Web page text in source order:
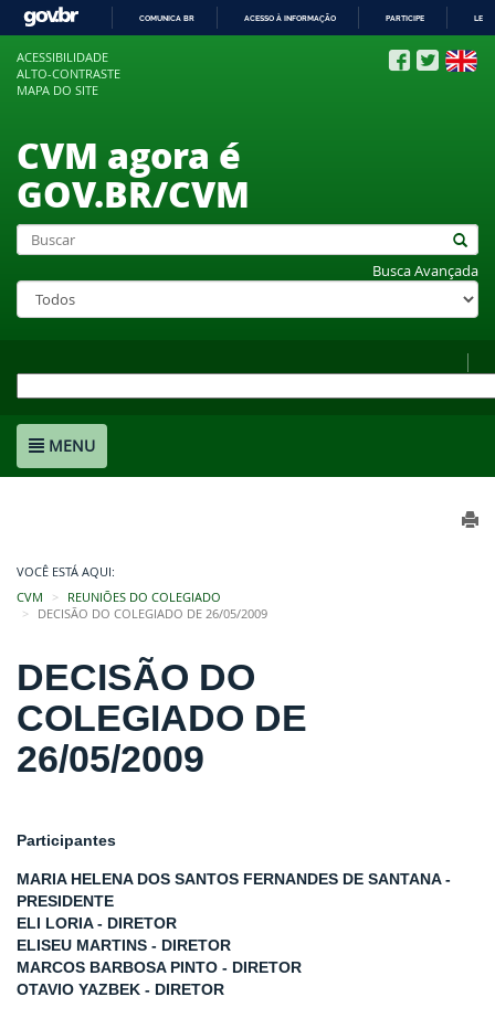
COMUNICA BR ACESSO À INFORMAÇÃO PARTICIPE
ACESSIBILIDADE
ALTO-CONTRASTE
MAPA DO SITE
CVM agora é
GOV.BR/CVM
Busca Avançada
MENU
VOCÊ ESTÁ AQUI:
CVM
REUNIÕES DO COLEGIADO
DECISÃO DO COLEGIADO DE 26/05/2009
DECISÃO DO
COLEGIADO DE
26/05/2009
Participantes
MARIA HELENA DOS SANTOS FERNANDES DE SANTANA -
PRESIDENTE
ELI LORIA - DIRETOR
ELISEU MARTINS - DIRETOR
MARCOS BARBOSA PINTO - DIRETOR
OTAVIO YAZBEK - DIRETOR